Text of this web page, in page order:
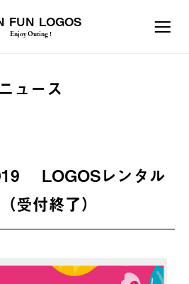
FUN LOGOS
Enjoy Outing !
ニュース
LOGOSレンタル
受付終了）